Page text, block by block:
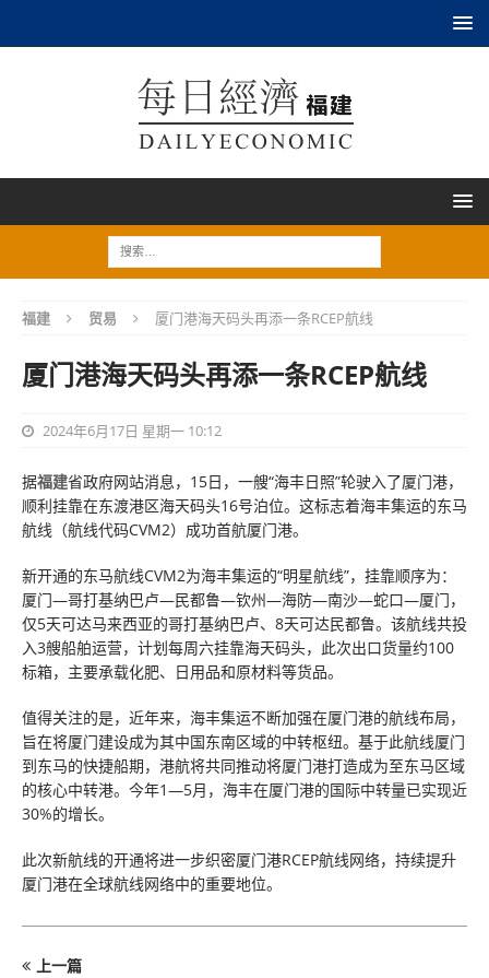
福建 贸易 厦门港海天码头再添一条RCEP航线
厦门港海天码头再添一条RCEP航线
2024年6月17日 星期一 10:12
据福建省政府网站消息，15日，一艘“海丰日照”轮驶入了厦门港，
顺利挂靠在东渡港区海天码头16号泊位。这标志着海丰集运的东马
航线（航线代码CVM2）成功首航厦门港。
新开通的东马航线CVM2为海丰集运的“明星航线”，挂靠顺序为：
厦门—哥打基纳巴卢—民都鲁—钦州—海防—南沙—蛇口—厦门，
仅5天可达马来西亚的哥打基纳巴卢、8天可达民都鲁。该航线共投
入3艘船舶运营，计划每周六挂靠海天码头，此次出口货量约100
标箱，主要承载化肥、日用品和原材料等货品。
值得关注的是，近年来，海丰集运不断加强在厦门港的航线布局，
旨在将厦门建设成为其中国东南区域的中转枢纽。基于此航线厦门
到东马的快捷船期，港航将共同推动将厦门港打造成为至东马区域
的核心中转港。今年1—5月，海丰在厦门港的国际中转量已实现近
30%的增长。
此次新航线的开通将进一步织密厦门港RCEP航线网络，持续提升
厦门港在全球航线网络中的重要地位。
上一篇